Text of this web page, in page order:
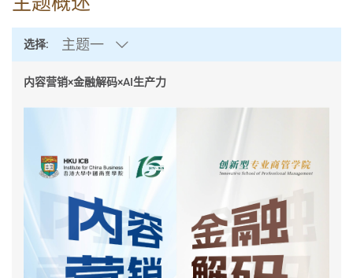
选择: 主题一
内容营销×金融解码×AI生产力